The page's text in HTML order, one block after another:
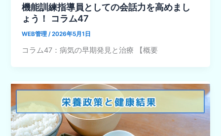
機能訓練指導員としての会話力を高めまし
ょう！ コラム47
WEB管理/2026年5月1日
コラム47：病気の早期発見と治療 【概要